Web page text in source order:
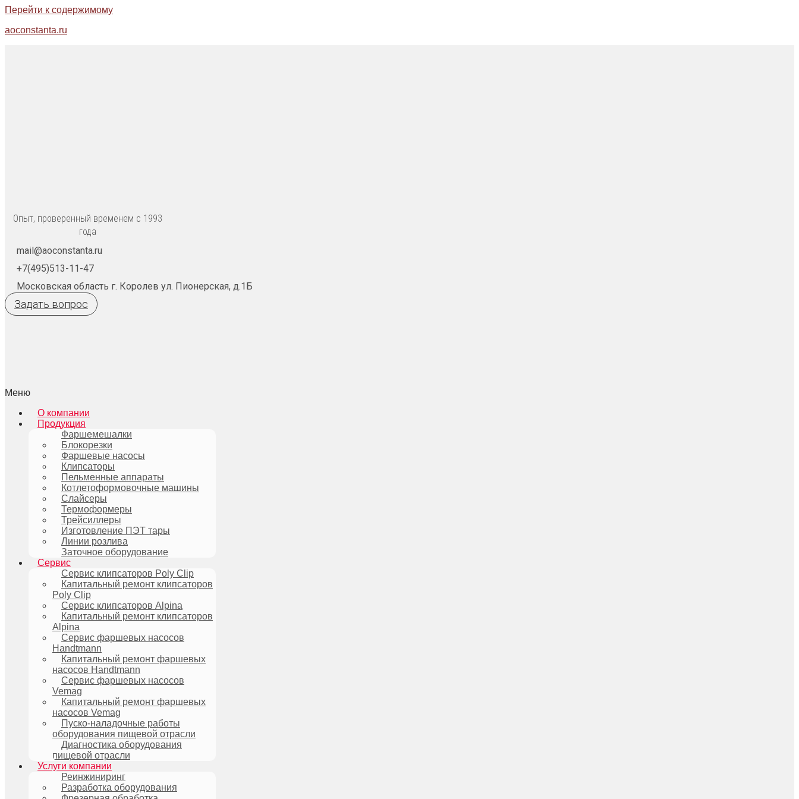
Перейти к содержимому
aoconstanta.ru
Опыт, проверенный временем с 1993
года
mail@aoconstanta.ru
+7(495)513-11-47
Московская область г. Королев ул. Пионерская, д.1Б
Задать вопрос
Меню
О компании
Продукция
Фаршемешалки
Блокорезки
Фаршевые насосы
Клипсаторы
Пельменные аппараты
Котлетоформовочные машины
Слайсеры
Термоформеры
Трейсиллеры
Изготовление ПЭТ тары
Линии розлива
Заточное оборудование
Сервис
Сервис клипсаторов Poly Clip
Капитальный ремонт клипсаторов
Poly Clip
Сервис клипсаторов Alpina
Капитальный ремонт клипсаторов
Alpina
Сервис фаршевых насосов
Handtmann
Капитальный ремонт фаршевых
насосов Handtmann
Сервис фаршевых насосов
Vemag
Капитальный ремонт фаршевых
насосов Vemag
Пуско-наладочные работы
оборудования пищевой отрасли
Диагностика оборудования
пищевой отрасли
Услуги компании
Реинжиниринг
Разработка оборудования